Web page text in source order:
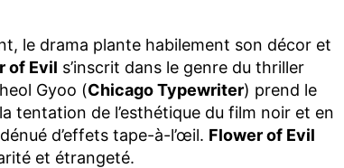
le drama plante habilement son décor et
of Evil s’inscrit dans le genre du thriller
Gyoo (Chicago Typewriter) prend le
tentation de l’esthétique du film noir et en
d’effets tape-à-l’œil. Flower of Evil
et étrangeté.